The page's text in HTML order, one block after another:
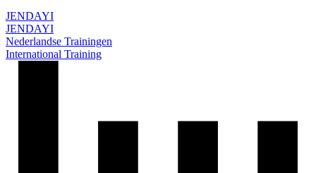
JENDAYI
JENDAYI
Nederlandse Trainingen
International Training